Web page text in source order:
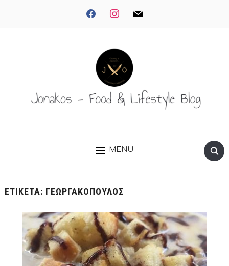
facebookinstagrammail
MENU
ΕΤΙΚΈΤΑ: ΓΕΩΡΓΑΚΌΠΟΥΛΟΣ